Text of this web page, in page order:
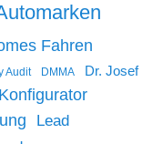
Fahren
Audit DMMA
Dr. Josef
Konfigurator
Lead